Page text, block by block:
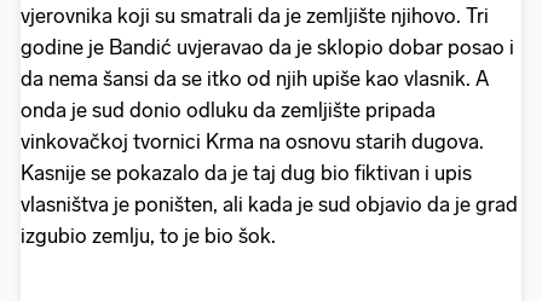
vjerovnika koji su smatrali da je zemljište njihovo. Tri
godine je Bandić uvjeravao da je sklopio dobar posao i
da nema šansi da se itko od njih upiše kao vlasnik. A
onda je sud donio odluku da zemljište pripada
vinkovačkoj tvornici Krma na osnovu starih dugova.
Kasnije se pokazalo da je taj dug bio fiktivan i upis
vlasništva je poništen, ali kada je sud objavio da je grad
izgubio zemlju, to je bio šok.